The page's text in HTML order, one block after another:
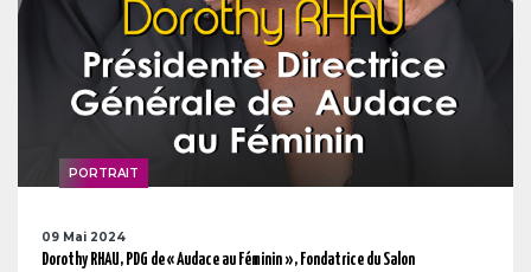
PORTRAIT
09 Mai 2024
Dorothy RHAU, PDG de « Audace au Féminin », Fondatrice du Salon